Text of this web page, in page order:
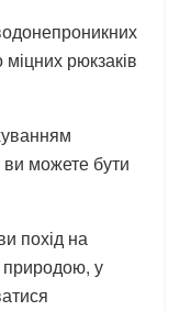
рюкзаків
ви можете бути
похід на
природою, у